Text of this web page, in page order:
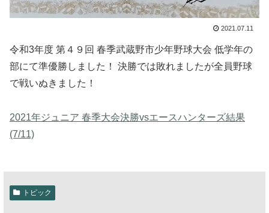
2021.07.11
令和3年度 第４９回 春季武蔵野市少年野球大会 低学年の
部にて準優勝しました！ 決勝では敗れましたが全員野球
で戦いぬきました！
2021年ジュニア 春季大会決勝vsエースハンターズ結果
(7/11)
トピック